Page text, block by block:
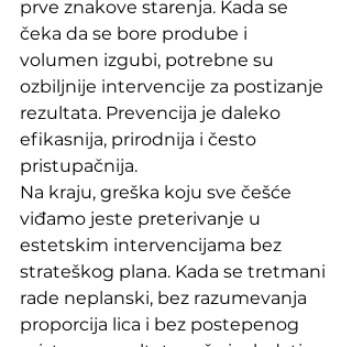
prve znakove starenja. Kada se
čeka da se bore prodube i
volumen izgubi, potrebne su
ozbiljnije intervencije za postizanje
rezultata. Prevencija je daleko
efikasnija, prirodnija i često
pristupačnija.
Na kraju, greška koju sve češće
viđamo jeste preterivanje u
estetskim intervencijama bez
strateškog plana. Kada se tretmani
rade neplanski, bez razumevanja
proporcija lica i bez postepenog